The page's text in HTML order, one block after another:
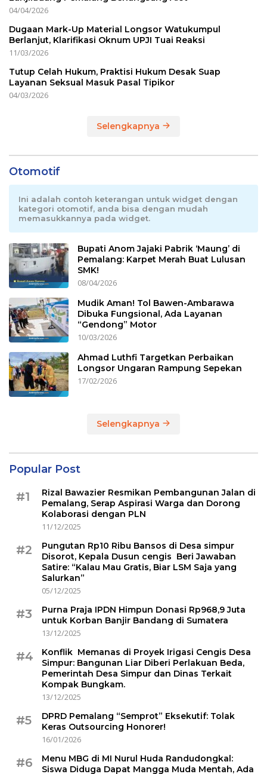
04/04/2026
Dugaan Mark-Up Material Longsor Watukumpul
Berlanjut, Klarifikasi Oknum UPJI Tuai Reaksi
11/03/2026
Tutup Celah Hukum, Praktisi Hukum Desak Suap
Layanan Seksual Masuk Pasal Tipikor
04/03/2026
Selengkapnya
Otomotif
Ini adalah contoh keterangan untuk widget dengan
kategori otomotif, anda bisa dengan mudah
memasukkannya pada widget.
Bupati Anom Jajaki Pabrik ‘Maung’ di
Pemalang: Karpet Merah Buat Lulusan
SMK!
08/04/2026
Mudik Aman! Tol Bawen-Ambarawa
Dibuka Fungsional, Ada Layanan
“Gendong” Motor
10/03/2026
Ahmad Luthfi Targetkan Perbaikan
Longsor Ungaran Rampung Sepekan
17/02/2026
Selengkapnya
Popular Post
#1
Rizal Bawazier Resmikan Pembangunan Jalan di
Pemalang, Serap Aspirasi Warga dan Dorong
Kolaborasi dengan PLN
11/12/2025
#2
Pungutan Rp10 Ribu Bansos di Desa simpur
Disorot, Kepala Dusun cengis Beri Jawaban
Satire: “Kalau Mau Gratis, Biar LSM Saja yang
Salurkan”
05/12/2025
#3
Purna Praja IPDN Himpun Donasi Rp968,9 Juta
untuk Korban Banjir Bandang di Sumatera
13/12/2025
#4
Konflik Memanas di Proyek Irigasi Cengis Desa
Simpur: Bangunan Liar Diberi Perlakuan Beda,
Pemerintah Desa Simpur dan Dinas Terkait
Kompak Bungkam.
13/12/2025
#5
DPRD Pemalang “Semprot” Eksekutif: Tolak
Keras Outsourcing Honorer!
16/01/2026
#6
Menu MBG di MI Nurul Huda Randudongkal:
Siswa Diduga Dapat Mangga Muda Mentah, Ada